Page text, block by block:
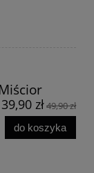
39,90 zł49,90 zł
do koszyka